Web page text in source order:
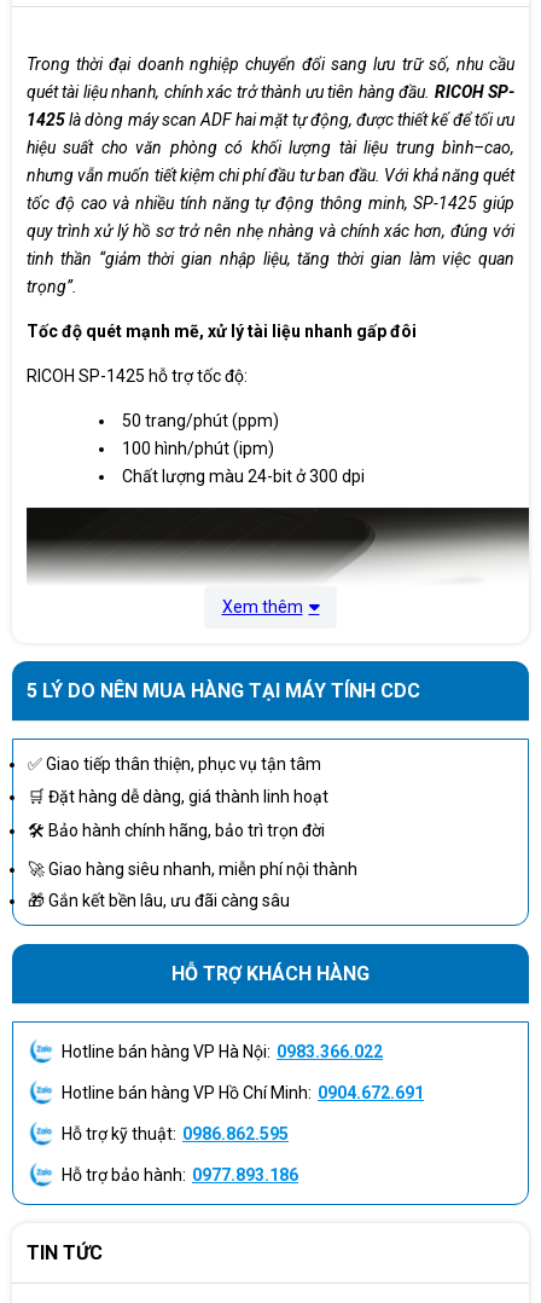
Kích thước máy
(Rộng x Dày x Cao )
454 x 331 x 129 mm
Trọng lượng
4.3 kg
Xuất xứ
Chính hãng Ricoh
Trong thời đại doanh nghiệp chuyển đổi sang lưu trữ số, nhu cầu
quét tài liệu nhanh, chính xác trở thành ưu tiên hàng đầu. RICOH SP-
1425là dòng máy scan ADF hai mặt tự động, được thiết kế để tối ưu
hiệu suất cho văn phòng có khối lượng tài liệu trung bình–cao,
nhưng vẫn muốn tiết kiệm chi phí đầu tư ban đầu. Với khả năng quét
tốc độ cao và nhiều tính năng tự động thông minh, SP-1425 giúp
quy trình xử lý hồ sơ trở nên nhẹ nhàng và chính xác hơn, đúng với
tinh thần “giảm thời gian nhập liệu, tăng thời gian làm việc quan
trọng”.
Tốc độ quét mạnh mẽ, xử lý tài liệu nhanh gấp đôi
RICOH SP-1425 hỗ trợ tốc độ:
50 trang/phút (ppm)
100 hình/phút (ipm)
Chất lượng màu 24-bit ở 300 dpi
Đây là con số rất ấn tượng trong phân khúcmáy scan
Hợp đồng dày
Phiếu giao nhận hàng
Hồ sơ nhân sự
Trong thử nghiệm tại CDC, SP-1425 quét 100 trang A4 hai mặt
Xem thêm
5 LÝ DO NÊN MUA HÀNG TẠI MÁY TÍNH CDC
✅ Giao tiếp thân thiện, phục vụ tận tâm
🛒 Đặt hàng dễ dàng, giá thành linh hoạt
🛠 Bảo hành chính hãng, bảo trì trọn đời
🚀 Giao hàng siêu nhanh, miễn phí nội thành
🎁 Gắn kết bền lâu, ưu đãi càng sâu
HỖ TRỢ KHÁCH HÀNG
Hotline bán hàng VP Hà Nội: 0983.366.022
Hotline bán hàng VP Hồ Chí Minh: 0904.672.691
Hỗ trợ kỹ thuật: 0986.862.595
Hỗ trợ bảo hành: 0977.893.186
TIN TỨC